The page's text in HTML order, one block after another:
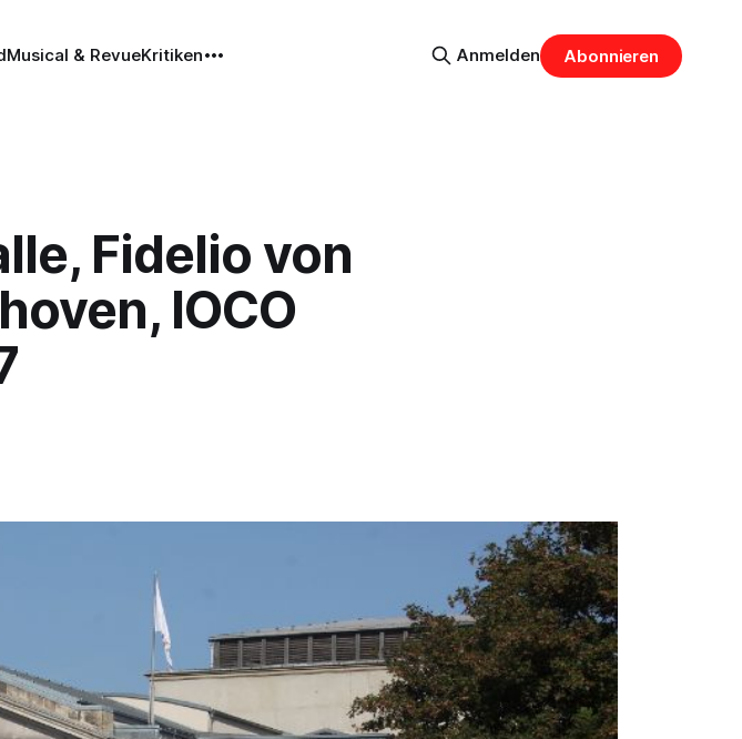
Musical & RevueKritiken Anmelden Abonnieren
Fidelio von
IOCO